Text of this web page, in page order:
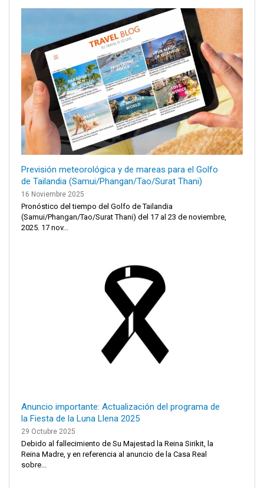
Previsión meteorológica y de mareas para el Golfo
de Tailandia (Samui/Phangan/Tao/Surat Thani)
16 Noviembre 2025
Pronóstico del tiempo del Golfo de Tailandia
(Samui/Phangan/Tao/Surat Thani) del 17 al 23 de noviembre,
2025. 17 nov...
Anuncio importante: Actualización del programa de
la Fiesta de la Luna Llena 2025
29 Octubre 2025
Debido al fallecimiento de Su Majestad la Reina Sirikit, la
Reina Madre, y en referencia al anuncio de la Casa Real
sobre...